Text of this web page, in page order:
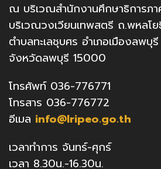
ณ บริเวณสำนักงานศึกษาธิการภา
บริเวณวงเวียนเทพสตรี ถ.พหลโย
ตำบลทะเลชุบศร อำเภอเมืองลพบุรี
จังหวัดลพบุรี 15000
โทรศัพท์ 036-776771
โทรสาร 036-776772
อีเมล info@lripeo.go.th
เวลาทำการ จันทร์-ศุกร์
เวลา 8.30น.-16.30น.